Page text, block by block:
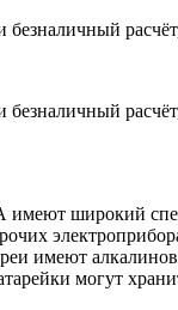
имеют широкий
имеют
могут